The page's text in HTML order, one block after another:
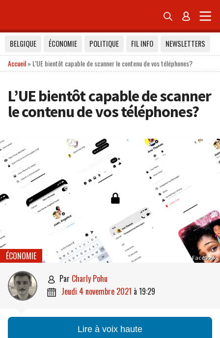
 
BELGIQUE ÉCONOMIE POLITIQUE FIL INFO
NEWSLETTERS
Accueil» L’UE bientôt capable de scanner le contenu de vos téléphones?
L’UE bientôt capable de scanner
le contenu de vos téléphones?
Facebook
ÉCONOMIE
 par Charly Pohu
 jeudi 4 novembre 2021 à 19:29
Lire à voix haute